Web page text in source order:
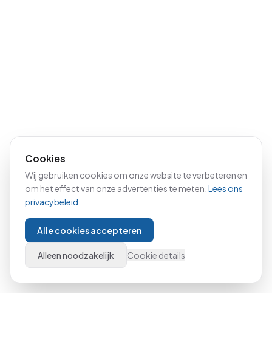
Cookies
Wij gebruiken cookies om onze website te verbeteren en
om het effect van onze advertenties te meten. Lees ons
privacybeleid
Alle cookies accepteren
Alleen noodzakelijk Cookie details